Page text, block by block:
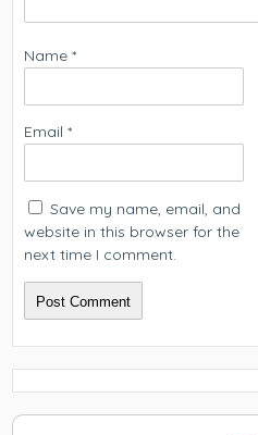
Name*
Email*
Save my name, email, and
website in this browser for the
next time I comment.